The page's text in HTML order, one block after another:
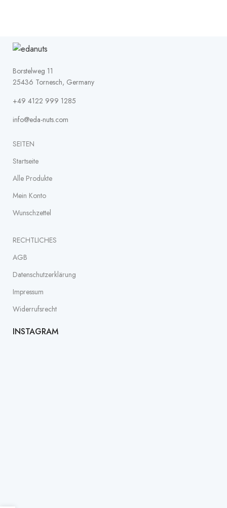
Borstelweg 11
25436 Tornesch, Germany
+49 4122 999 1285
info@eda-nuts.com
SEITEN
Startseite
Alle Produkte
Mein Konto
Wunschzettel
RECHTLICHES
AGB
Datenschutz­erklärung
Impressum
Widerrufsrecht
INSTAGRAM